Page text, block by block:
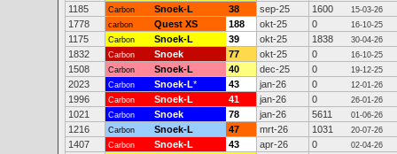
1185 Carbon Snoek-L 38 sep-25 1600 15-03-26
1778 carbon Quest XS 188 okt-25 0 16-10-25
1175 Carbon Snoek-L 39 okt-25 1838 30-04-26
1832 Carbon Snoek 77 okt-25 0 16-10-25
1508 Carbon Snoek-L 40 dec-25 0 19-12-25
2023 Carbon Snoek-L* 43 jan-26 0 12-01-26
1996 Carbon Snoek-L 41 jan-26 0 26-01-26
1021 Carbon Snoek 78 jan-26 5611 01-06-26
1216 Carbon Snoek-L 47 mrt-26 1031 20-07-26
1407 Carbon Snoek-L 43 apr-26 0 02-04-26